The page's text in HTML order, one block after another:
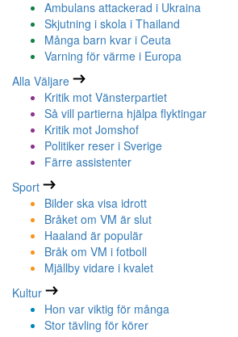
Ambulans attackerad i Ukraina
Skjutning i skola i Thailand
Många barn kvar i Ceuta
Varning för värme i Europa
Alla Väljare
Kritik mot Vänsterpartiet
Så vill partierna hjälpa flyktingar
Kritik mot Jomshof
Politiker reser i Sverige
Färre assistenter
Sport
Bilder ska visa idrott
Bråket om VM är slut
Haaland är populär
Bråk om VM i fotboll
Mjällby vidare i kvalet
Kultur
Hon var viktig för många
Stor tävling för körer